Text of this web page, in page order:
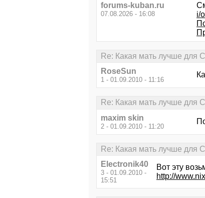
forums-kuban.ru
07.08.2026 - 16:08
i/
Re: Какая мать лучше для
RoseSun
1 - 01.09.2010 - 11:16
Re: Какая мать лучше для
maxim skin
2 - 01.09.2010 - 11:20
Re: Какая мать лучше для
Electronik40
3 - 01.09.2010 -
15:51
Вот эту
http://